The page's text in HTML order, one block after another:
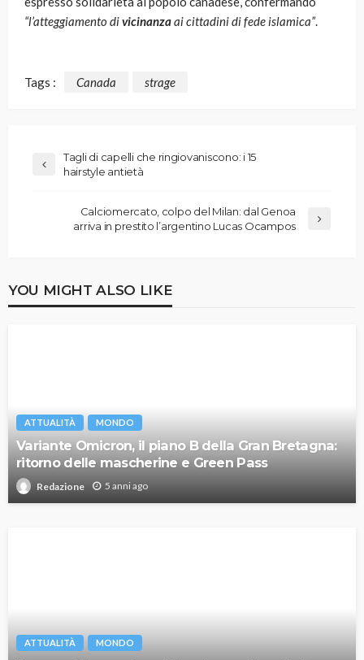
“l’atteggiamento divicinanzaai cittadini di fede islamica”.
Tags : Canada strage
Tagli di capelli che ringiovaniscono: i 15
hairstyle antietà
Calciomercato, colpo del Milan: dal Genoa
arriva in prestito l’argentino Lucas Ocampos
YOU MIGHT ALSO LIKE
ATTUALITÀ MONDO
Variante Omicron, il piano B della Gran Bretagna:
ritorno delle mascherine e Green Pass
Redazione 5 anni ago
ATTUALITÀ MONDO